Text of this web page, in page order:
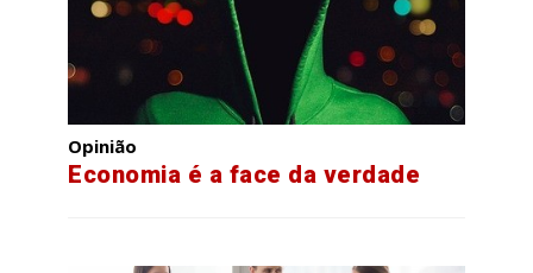
Opinião
Economia é a face da verdade